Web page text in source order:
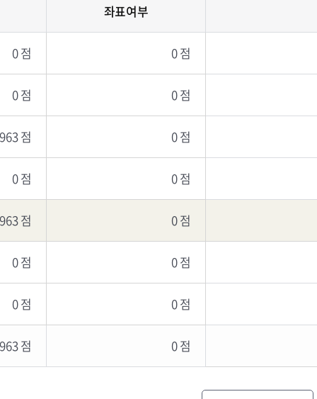
좌표여부
0 점 0 점
0 점 0 점
점 0 점
0 점 0 점
점 0 점
0 점 0 점
0 점 0 점
점 0 점